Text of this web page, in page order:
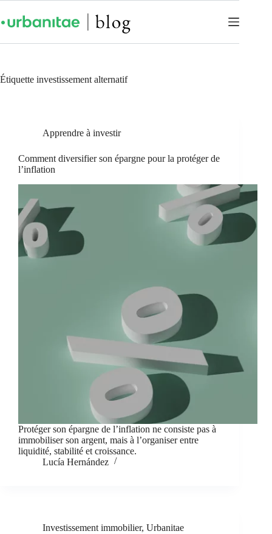
Étiquette investissement alternatif
Apprendre à investir
Comment diversifier son épargne pour la protéger de
l’inflation
Protéger son épargne de l’inflation ne consiste pas à
immobiliser son argent, mais à l’organiser entre
liquidité, stabilité et croissance.
Lucía Hernández
Investissement immobilier, Urbanitae